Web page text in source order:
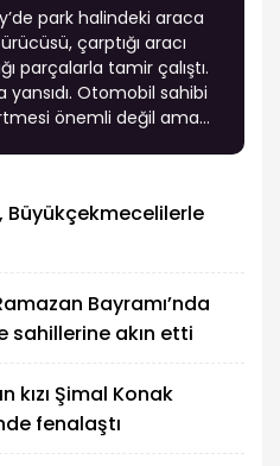
park halindeki araca
çarptığı aracı
parçalarla tamir çalıştı.
yansıdı. Otomobil sahibi
önemli değil ama
Büyükçekmecelilerle
Bayramı’nda
sahillerine akın etti
kızı Şimal Konak
fenalaştı